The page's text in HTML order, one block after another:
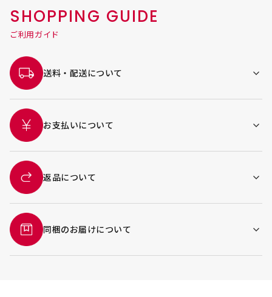
SHOPPING GUIDE
ご利用ガイド
送料・配送について
お支払いについて
返品について
同梱のお届けについて